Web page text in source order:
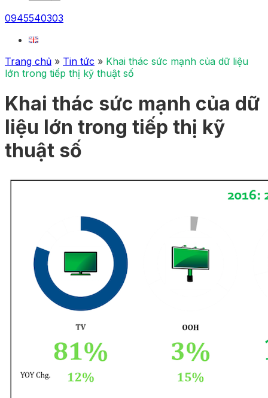
0945540303
Trang chủ » Tin tức » Khai thác sức mạnh của dữ liệu
lớn trong tiếp thị kỹ thuật số
Khai thác sức mạnh của dữ
liệu lớn trong tiếp thị kỹ
thuật số